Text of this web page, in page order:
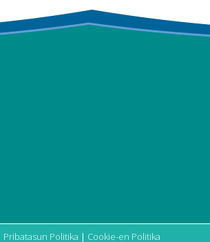
Pribatasun Politika | Cookie-en Politika